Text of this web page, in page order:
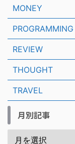
MONEY
PROGRAMMING
REVIEW
THOUGHT
TRAVEL
月別記事